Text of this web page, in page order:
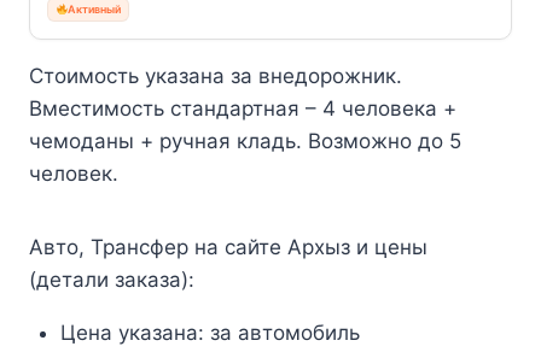
Активный
Стоимость указана за внедорожник.
Вместимость стандартная – 4 человека +
чемоданы + ручная кладь. Возможно до 5
человек.
Авто, Трансфер на сайте Архыз и цены
(детали заказа):
Цена указана: за автомобиль